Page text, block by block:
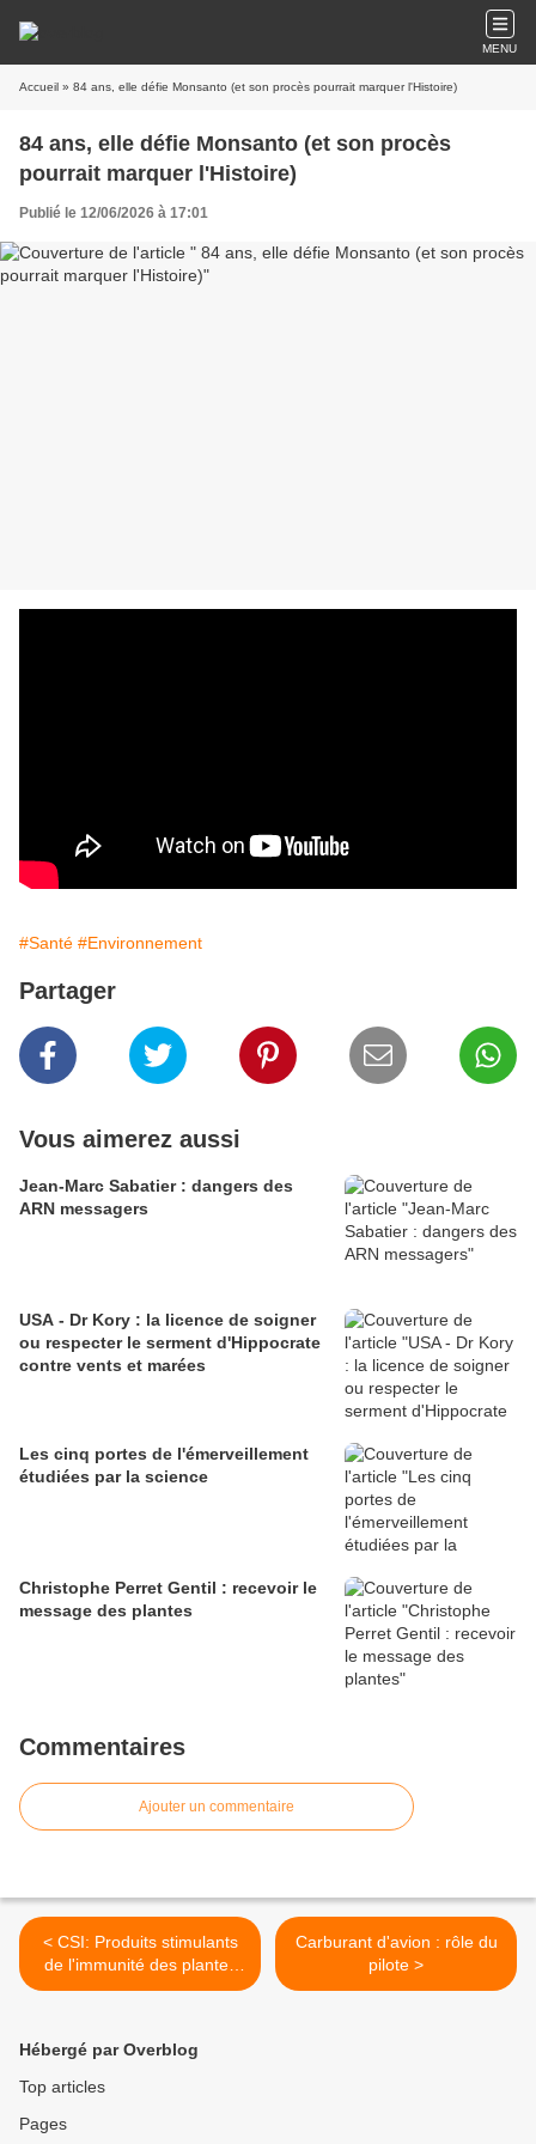
MENU
Accueil » 84 ans, elle défie Monsanto (et son procès pourrait marquer l'Histoire)
84 ans, elle défie Monsanto (et son procès
pourrait marquer l'Histoire)
Publié le 12/06/2026 à 17:01
#Santé #Environnement
Partager
Vous aimerez aussi
Jean-Marc Sabatier : dangers des
ARN messagers
USA - Dr Kory : la licence de soigner
ou respecter le serment d'Hippocrate
contre vents et marées
Les cinq portes de l'émerveillement
étudiées par la science
Christophe Perret Gentil : recevoir le
message des plantes
Commentaires
Ajouter un commentaire
< CSI: Produits stimulants
de l'immunité des plantes
en agriculture biologique
Carburant d'avion : rôle du
pilote >
Hébergé par Overblog
Top articles
Pages